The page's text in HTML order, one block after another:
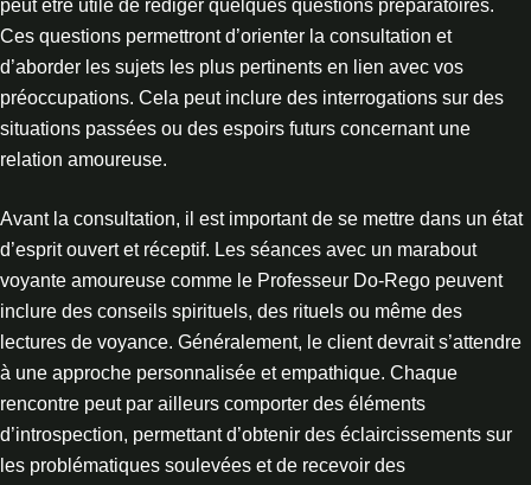
peut être utile de rédiger quelques questions préparatoires.
Ces questions permettront d’orienter la consultation et
d’aborder les sujets les plus pertinents en lien avec vos
préoccupations. Cela peut inclure des interrogations sur des
situations passées ou des espoirs futurs concernant une
relation amoureuse.
Avant la consultation, il est important de se mettre dans un état
d’esprit ouvert et réceptif. Les séances avec un marabout
voyante amoureuse comme le Professeur Do-Rego peuvent
inclure des conseils spirituels, des rituels ou même des
lectures de voyance. Généralement, le client devrait s’attendre
à une approche personnalisée et empathique. Chaque
rencontre peut par ailleurs comporter des éléments
d’introspection, permettant d’obtenir des éclaircissements sur
les problématiques soulevées et de recevoir des